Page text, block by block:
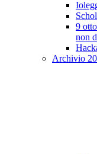
9
non
Archivio